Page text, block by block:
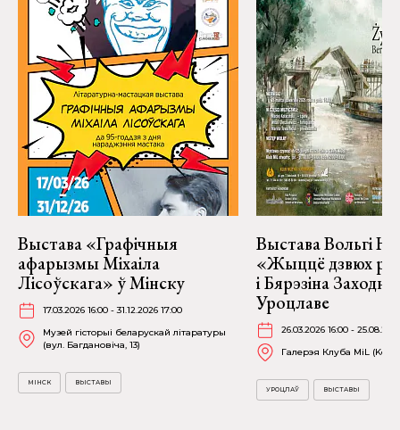
Выстава «Графічныя
афарызмы Міхаіла
Лісоўскага» ў Мінску
17.03.2026 16:00 - 31.12.2026 17:00
Музей гісторыі беларускай літаратуры
(вул. Багдановіча, 13)
МІНСК ВЫСТАВЫ
Выстава Вольгі
«Жыццё дзвюх
і Бярэзіна
Уроцлаве
26.03.2026 16:00 -
Галерэя Клуба MiL
УРОЦЛАЎ ВЫСТАВЫ